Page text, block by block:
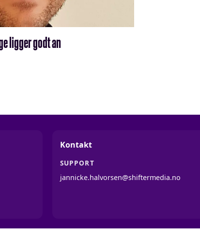
ligger godt an
Kontakt
SUPPORT
jannicke.halvorsen@shiftermedia.no